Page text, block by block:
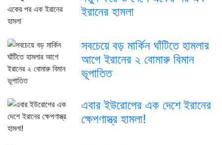
ইরানের হামলা
সবচেয়ে বড় মার্কিন ঘাঁটিতে হামলার
আগে ইরানের ২ বোমারু বিমান
ভূপাতিত
এবার ইউরোপের এক দেশে ইরানের
ক্ষেপণাস্ত্র হামলা!